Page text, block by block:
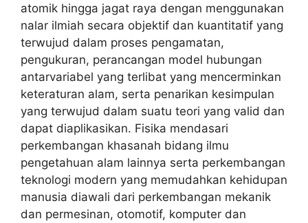
atomik hingga jagat raya dengan menggunakan
nalar ilmiah secara objektif dan kuantitatif yang
terwujud dalam proses pengamatan,
pengukuran, perancangan model hubungan
antarvariabel yang terlibat yang mencerminkan
keteraturan alam, serta penarikan kesimpulan
yang terwujud dalam suatu teori yang valid dan
dapat diaplikasikan. Fisika mendasari
perkembangan khasanah bidang ilmu
pengetahuan alam lainnya serta perkembangan
teknologi modern yang memudahkan kehidupan
manusia diawali dari perkembangan mekanik
dan permesinan, otomotif, komputer dan